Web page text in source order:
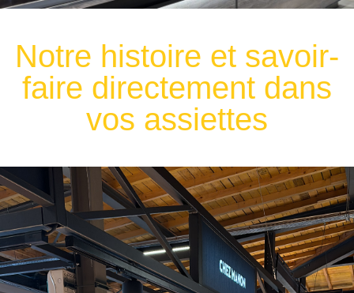
Notre histoire et savoir-
faire directement dans
vos assiettes